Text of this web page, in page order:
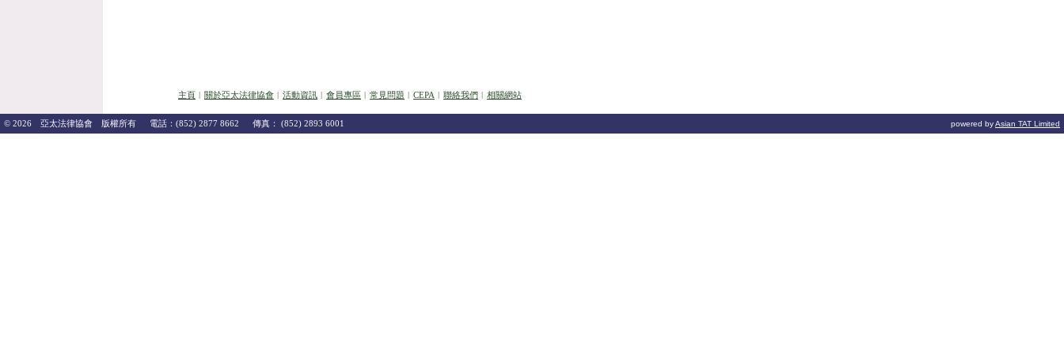
主頁 ︱ 關於亞太法律協會 ︱ 活動資訊 ︱ 會員專區 ︱ 常見問題 ︱ CEPA ︱ 聯絡我們 ︱ 相關網站
© 2026 亞太法律協會 版權所有 電話：(852) 2877 8662 傳真： (852) 2893 6001 powered byAsian TAT Limited